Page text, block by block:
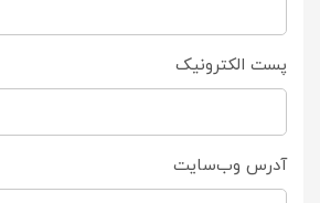
پست الکترونیک
آدرس وب‌سایت